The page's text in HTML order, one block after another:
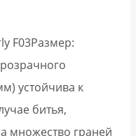
F03Размер:
устойчива к
битья,
множество граней